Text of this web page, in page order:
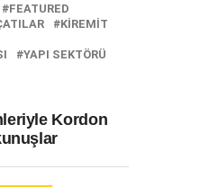
FEATURED
KIREMIT
YAPI SEKTÖRÜ
Kordon